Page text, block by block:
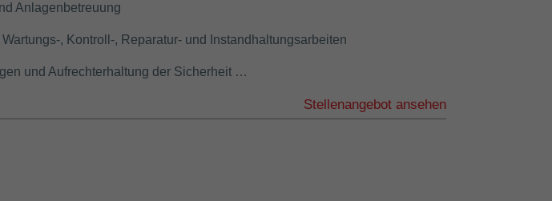
Anlagenbetreuung
, Kontroll-, Reparatur- und Instandhaltungsarbeiten
und Aufrechterhaltung der Sicherheit …
Stellenangebot ansehen